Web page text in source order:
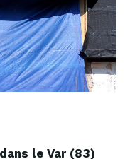
le Var (83)